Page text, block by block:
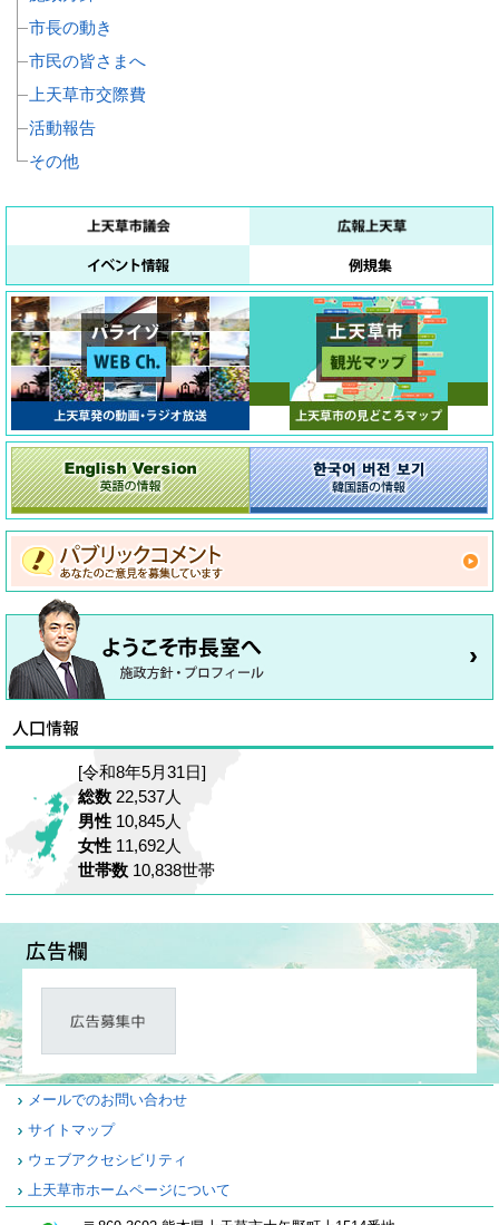
市長の動き
市民の皆さまへ
上天草市交際費
活動報告
その他
[令和8年5月31日]
総数 22,537人
男性 10,845人
女性 11,692人
世帯数 10,838世帯
メールでのお問い合わせ
サイトマップ
ウェブアクセシビリティ
上天草市ホームページについて